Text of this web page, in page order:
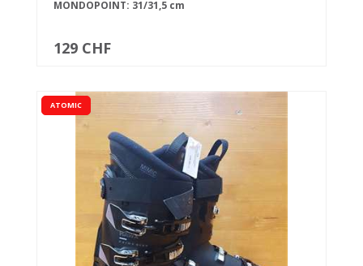
MONDOPOINT: 31/31,5 cm
129 CHF
ATOMIC